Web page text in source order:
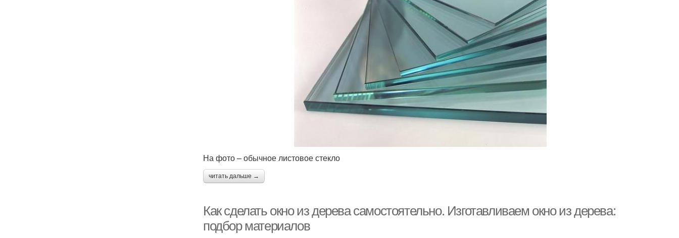
На фото – обычное листовое стекло
читать дальше →
Как сделать окно из дерева самостоятельно. Изготавливаем окно из дерева:
подбор материалов